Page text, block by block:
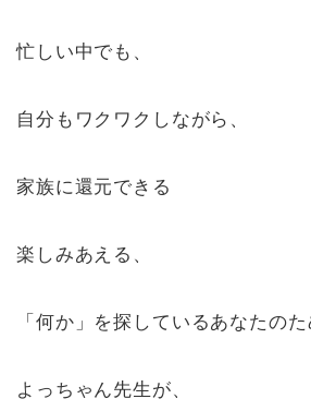
忙しい中でも、
自分もワクワクしながら、
家族に還元できる
楽しみあえる、
「何か」を探しているあなたのた
よっちゃん先生が、